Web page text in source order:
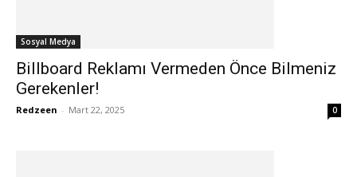
Sosyal Medya
Billboard Reklamı Vermeden Önce Bilmeniz
Gerekenler!
Redzeen - Mart 22, 2025 0